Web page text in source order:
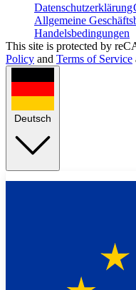
Datenschutzerklärung
Allgemeine
Handelsbedingungen
This site is protected by
Policy and Terms of Service
Deutsch